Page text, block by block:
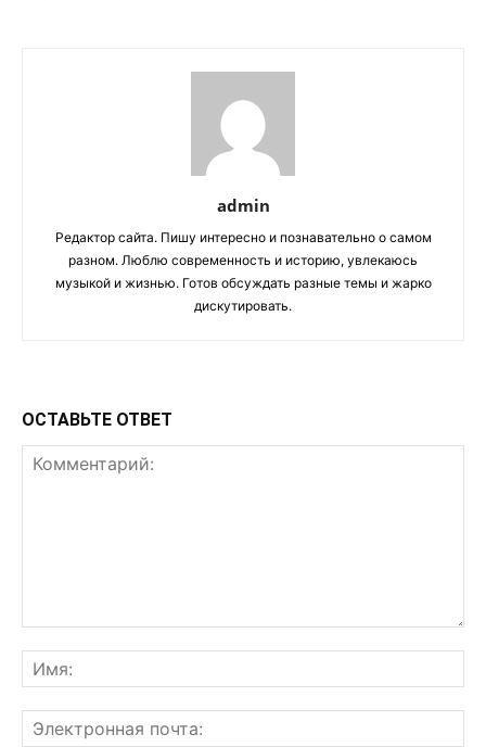
admin
Редактор сайта. Пишу интересно и познавательно о самом
разном. Люблю современность и историю, увлекаюсь
музыкой и жизнью. Готов обсуждать разные темы и жарко
дискутировать.
ОСТАВЬТЕ ОТВЕТ